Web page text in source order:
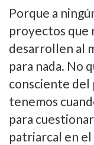
Porque a
proyectos que
desarrollen al
para nada. No
consciente del
tenemos
para
patriarcal en el